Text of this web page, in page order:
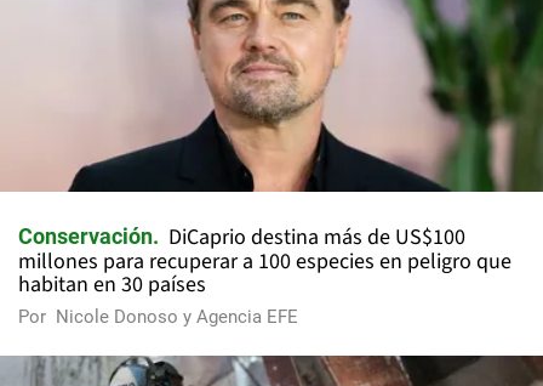
Conservación
DiCaprio destina más de US$100
millones para recuperar a 100 especies en peligro que
habitan en 30 países
Por Nicole Donoso y Agencia EFE